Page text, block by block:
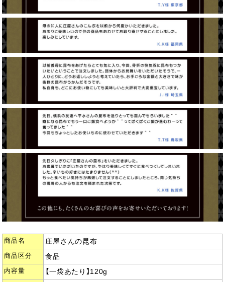
商品名 庄屋さんの昆布
商品区分 食品
内容量 【一袋あたり】120g